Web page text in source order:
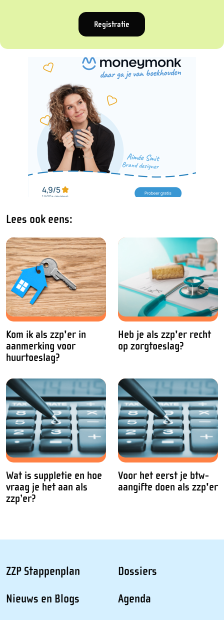
Registratie
Lees ook eens:
Kom ik als zzp'er in
aanmerking voor
huurtoeslag?
Heb je als zzp'er recht
op zorgtoeslag?
Wat is suppletie en hoe
vraag je het aan als
zzp’er?
Voor het eerst je btw-
aangifte doen als zzp'er
ZZP Stappenplan
Nieuws en Blogs
Dossiers
Agenda